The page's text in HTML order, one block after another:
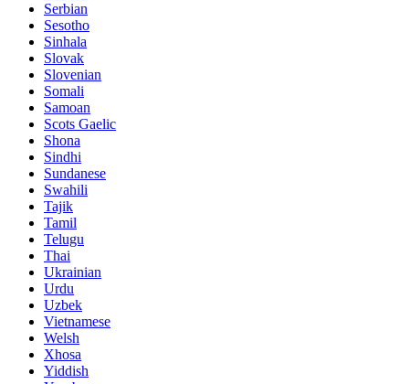
Serbian
Sesotho
Sinhala
Slovak
Slovenian
Somali
Samoan
Scots Gaelic
Shona
Sindhi
Sundanese
Swahili
Tajik
Tamil
Telugu
Thai
Ukrainian
Urdu
Uzbek
Vietnamese
Welsh
Xhosa
Yiddish